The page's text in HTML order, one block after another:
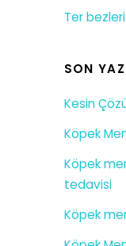
Ter
SON
Kesin
Köpek
Köpek
tedavisi
Köpek